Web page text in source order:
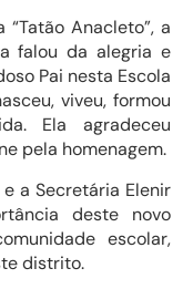
Anacleto”, a
falou da alegria e
Pai nesta Escola
viveu, formou
Ela agradeceu
pela homenagem.
Secretária Elenir
deste novo
escolar,
distrito.